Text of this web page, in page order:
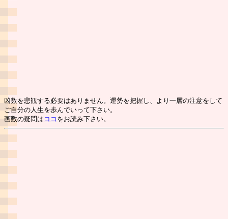
凶数を悲観する必要はありません。運勢を把握し、より一層の注意をして
ご自分の人生を歩んでいって下さい。
画数の疑問は ココ をお読み下さい。